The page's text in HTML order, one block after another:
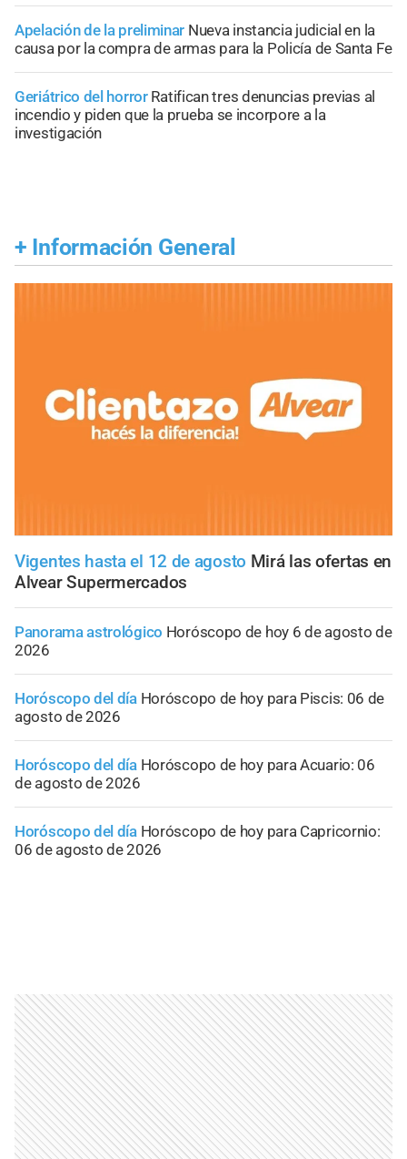
Apelación de la preliminar Nueva instancia judicial en la
causa por la compra de armas para la Policía de Santa Fe
Geriátrico del horror Ratifican tres denuncias previas al
incendio y piden que la prueba se incorpore a la
investigación
+ Información General
Vigentes hasta el 12 de agosto Mirá las ofertas en
Alvear Supermercados
Panorama astrológico Horóscopo de hoy 6 de agosto de
2026
Horóscopo del día Horóscopo de hoy para Piscis: 06 de
agosto de 2026
Horóscopo del día Horóscopo de hoy para Acuario: 06
de agosto de 2026
Horóscopo del día Horóscopo de hoy para Capricornio:
06 de agosto de 2026